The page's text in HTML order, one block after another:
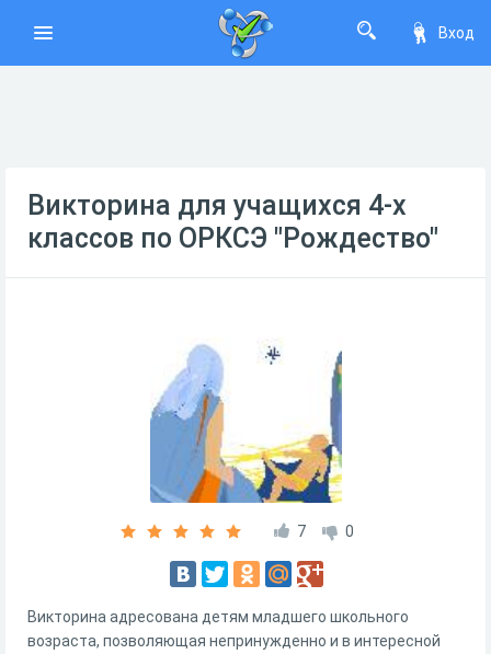
Вход
Викторина для учащихся 4-х
классов по ОРКСЭ "Рождество"
7 0
Викторина адресована детям младшего школьного
возраста, позволяющая непринужденно и в интересной